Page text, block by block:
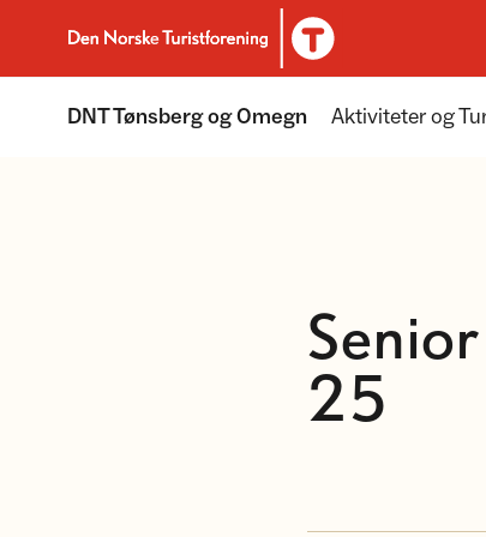
Til DNT.no forside
DNT Tønsberg og Omegn Aktiviteter og
25